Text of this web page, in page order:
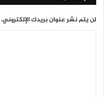
لن يتم نشر عنوان بريدك الإلكتروني.